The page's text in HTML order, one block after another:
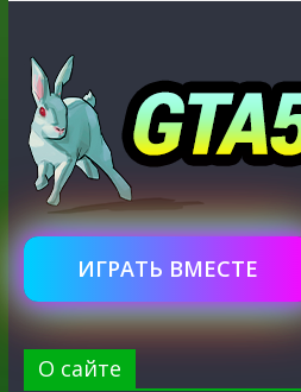
ИГРАТЬ ВМЕСТЕ
О сайте